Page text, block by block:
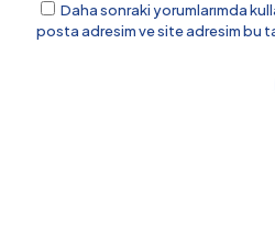
Daha sonraki yorumlarımda
posta adresim ve site adresim bu